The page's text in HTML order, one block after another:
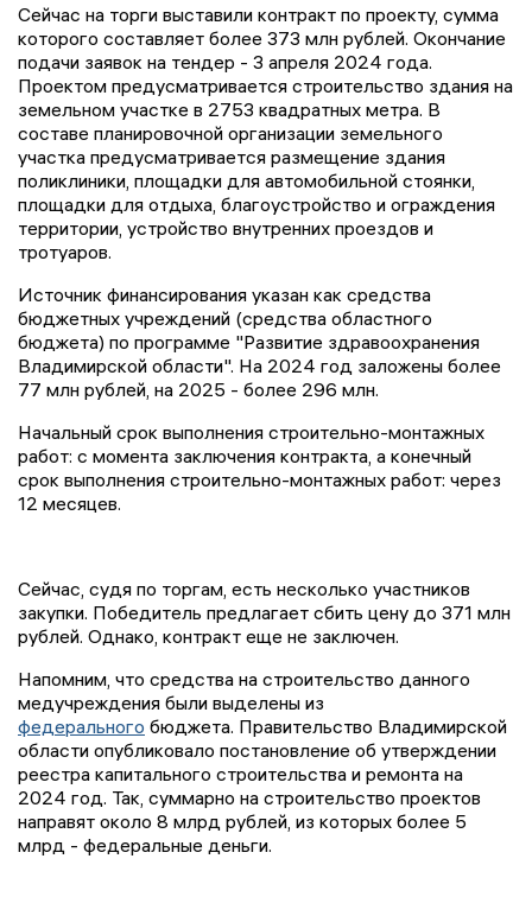
Сейчас на торги выставили контракт по проекту, сумма
которого составляет более 373 млн рублей. Окончание
подачи заявок на тендер - 3 апреля 2024 года.
Проектом предусматривается строительство здания на
земельном участке в 2753 квадратных метра. В
составе планировочной организации земельного
участка предусматривается размещение здания
поликлиники, площадки для автомобильной стоянки,
площадки для отдыха, благоустройство и ограждения
территории, устройство внутренних проездов и
тротуаров.
Источник финансирования указан как средства
бюджетных учреждений (средства областного
бюджета) по программе "Развитие здравоохранения
Владимирской области". На 2024 год заложены более
77 млн рублей, на 2025 - более 296 млн.
Начальный срок выполнения строительно-монтажных
работ: с момента заключения контракта, а конечный
срок выполнения строительно-монтажных работ: через
12 месяцев.
Сейчас, судя по торгам, есть несколько участников
закупки. Победитель предлагает сбить цену до 371 млн
рублей. Однако, контракт еще не заключен.
Напомним, что средства на строительство данного
медучреждения были выделены из
федерального бюджета. Правительство Владимирской
области опубликовало постановление об утверждении
реестра капитального строительства и ремонта на
2024 год. Так, суммарно на строительство проектов
направят около 8 млрд рублей, из которых более 5
млрд - федеральные деньги.